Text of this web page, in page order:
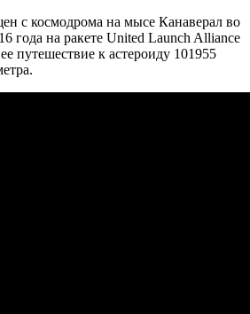
с космодрома на мысе Канаверал во
года на ракете United Launch Alliance
путешествие к астероиду 101955